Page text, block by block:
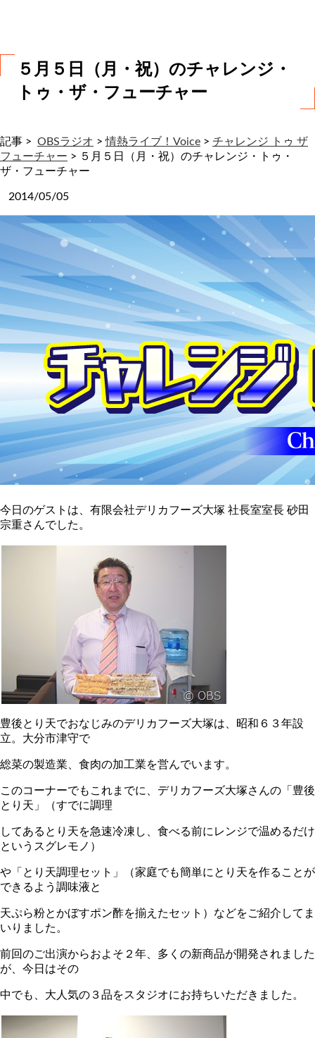
５月５日（月・祝）のチャレンジ・
トゥ・ザ・フューチャー
記事 > OBSラジオ >情熱ライブ！Voice > チャレンジ トゥ ザ
フューチャー > ５月５日（月・祝）のチャレンジ・トゥ・
ザ・フューチャー
2014/05/05
今日のゲストは、有限会社デリカフーズ大塚 社長室室長 砂田
宗重さんでした。
豊後とり天でおなじみのデリカフーズ大塚は、昭和６３年設
立。大分市津守で
総菜の製造業、食肉の加工業を営んでいます。
このコーナーでもこれまでに、デリカフーズ大塚さんの「豊後
とり天」（すでに調理
してあるとり天を急速冷凍し、食べる前にレンジで温めるだけ
というスグレモノ）
や「とり天調理セット」（家庭でも簡単にとり天を作ることが
できるよう調味液と
天ぷら粉とかぼすポン酢を揃えたセット）などをご紹介してま
いりました。
前回のご出演からおよそ２年、多くの新商品が開発されました
が、今日はその
中でも、大人気の３品をスタジオにお持ちいただきました。